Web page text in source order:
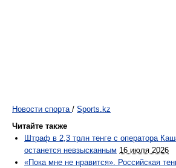
Новости спорта / Sports.kz
Читайте также
Штраф в 2,3 трлн тенге с оператора
останется невзысканным 16 июля 2026
«Пока мне не нравится». Российская